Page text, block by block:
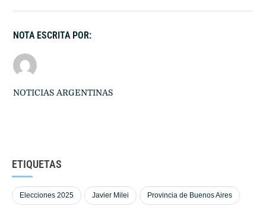
NOTA ESCRITA POR:
NOTICIAS ARGENTINAS
ETIQUETAS
Elecciones 2025 Javier Milei Provincia de Buenos Aires